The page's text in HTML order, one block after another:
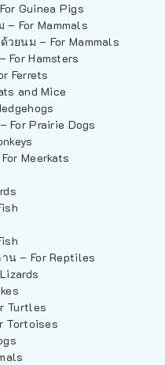
Guinea Pigs
– For Mammals
วยนม – For Mammals
For Hamsters
Ferrets
and Mice
For Prairie Dogs
Meerkats
น – For Reptiles
Turtles
Tortoises